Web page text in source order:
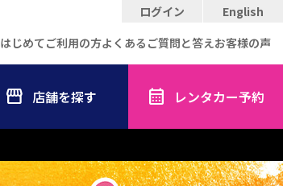
ログイン
English
はじめてご利用の方よくあるご質問と答えお客様の声
店舗を探す レンタカー予約